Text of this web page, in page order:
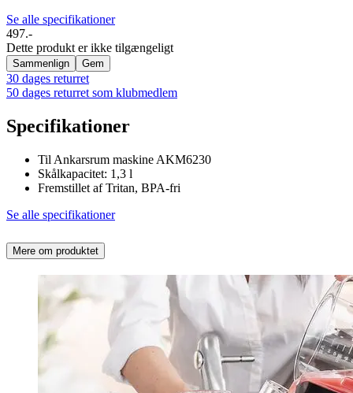
Se alle specifikationer
497.-
Dette produkt er ikke tilgængeligt
Sammenlign Gem
30 dages returret
50 dages returret som klubmedlem
Specifikationer
Til Ankarsrum maskine AKM6230
Skålkapacitet: 1,3 l
Fremstillet af Tritan, BPA-fri
Se alle specifikationer
Mere om produktet